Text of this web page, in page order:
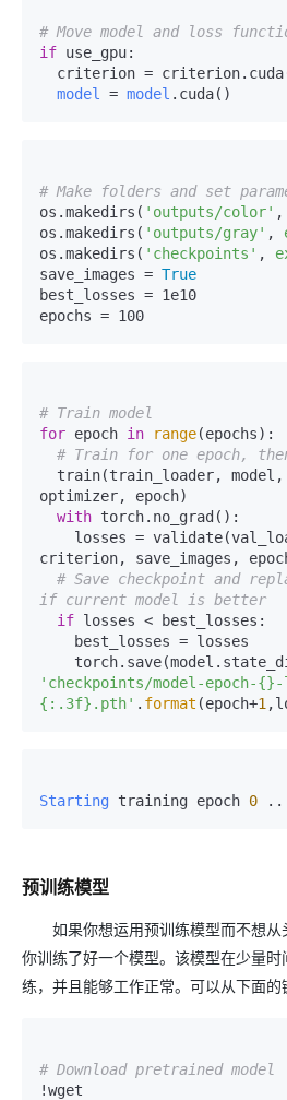
# Move model and loss
if use_gpu:
model
= model
# Make folders and set
os.makedirs( 'outputs/color' ,
os.makedirs( 'outputs/gray' ,
os.makedirs( 'checkpoints' ,
save_images = True
best_losses = 1e10
# Train model
for epoch in range(epochs):
# Train for one epoch,
optimizer, epoch)
with torch.no_grad():
criterion, save_images,
# Save checkpoint and
if current model is better
if losses < best_losses:
'checkpoints/model-epoch-
{:.3f}.pth' . format (epoch+1
Starting training epoch 0
预训练模型
如果你想运用预训练模型而不想从
你训练了好一个模型。该模型在少量
练，并且能够工作正常。可以从下面的
# Download pretrained model
!wget